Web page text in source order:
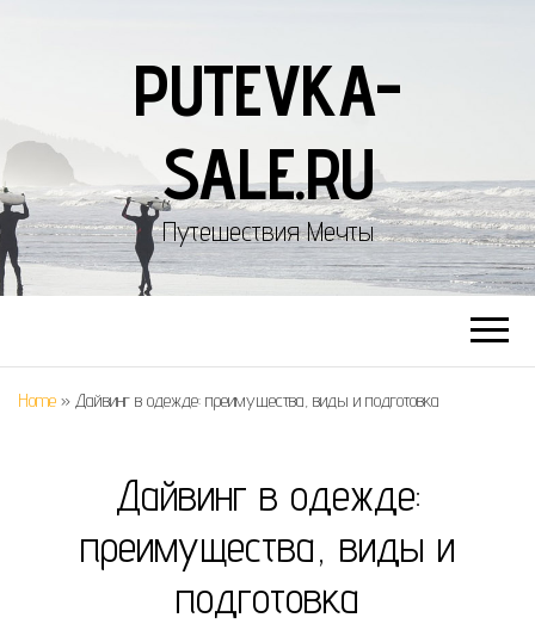
PUTEVKA-
SALE.RU
Путешествия Мечты
Home » Дайвинг в одежде: преимущества, виды и подготовка
Дайвинг в одежде:
преимущества, виды и
подготовка